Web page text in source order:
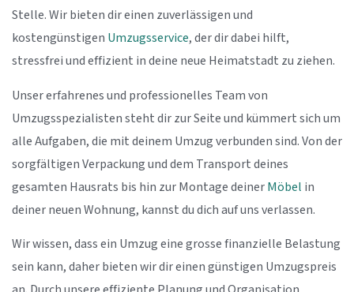
Stelle. Wir bieten dir einen zuverlässigen und
kostengünstigen Umzugsservice, der dir dabei hilft,
stressfrei und effizient in deine neue Heimatstadt zu ziehen.
Unser erfahrenes und professionelles Team von
Umzugsspezialisten steht dir zur Seite und kümmert sich um
alle Aufgaben, die mit deinem Umzug verbunden sind. Von der
sorgfältigen Verpackung und dem Transport deines
gesamten Hausrats bis hin zur Montage deinerMöbel in
deiner neuen Wohnung, kannst du dich auf uns verlassen.
Wir wissen, dass ein Umzug eine grosse finanzielle Belastung
sein kann, daher bieten wir dir einen günstigen Umzugspreis